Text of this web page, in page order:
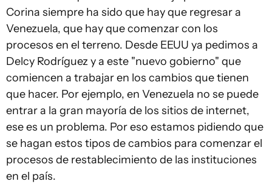
Corina siempre ha sido que hay que regresar a
Venezuela, que hay que comenzar con los
procesos en el terreno. Desde EEUU ya pedimos a
Delcy Rodríguez y a este "nuevo gobierno" que
comiencen a trabajar en los cambios que tienen
que hacer. Por ejemplo, en Venezuela no se puede
entrar a la gran mayoría de los sitios de internet,
ese es un problema. Por eso estamos pidiendo que
se hagan estos tipos de cambios para comenzar el
procesos de restablecimiento de las instituciones
en el país.